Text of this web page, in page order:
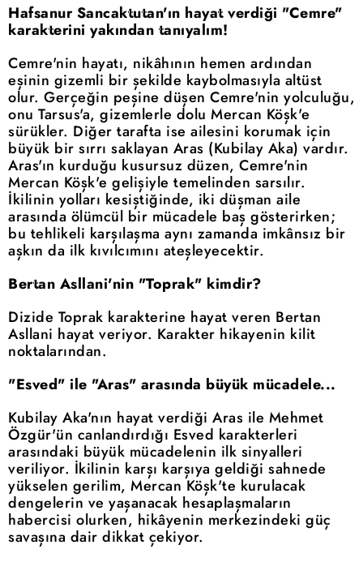
Hafsanur Sancaktutan'ın hayat verdiği "Cemre"
karakterini yakından tanıyalım!
Cemre'nin hayatı, nikâhının hemen ardından
eşinin gizemli bir şekilde kaybolmasıyla altüst
olur. Gerçeğin peşine düşen Cemre'nin yolculuğu,
onu Tarsus'a, gizemlerle dolu Mercan Köşk'e
sürükler. Diğer tarafta ise ailesini korumak için
büyük bir sırrı saklayan Aras (Kubilay Aka) vardır.
Aras'ın kurduğu kusursuz düzen, Cemre'nin
Mercan Köşk'e gelişiyle temelinden sarsılır.
İkilinin yolları kesiştiğinde, iki düşman aile
arasında ölümcül bir mücadele baş gösterirken;
bu tehlikeli karşılaşma aynı zamanda imkânsız bir
aşkın da ilk kıvılcımını ateşleyecektir.
Bertan Asllani'nin "Toprak" kimdir?
Dizide Toprak karakterine hayat veren Bertan
Asllani hayat veriyor. Karakter hikayenin kilit
noktalarından.
"Esved" ile "Aras" arasında büyük mücadele...
Kubilay Aka'nın hayat verdiği Aras ile Mehmet
Özgür'ün canlandırdığı Esved karakterleri
arasındaki büyük mücadelenin ilk sinyalleri
veriliyor. İkilinin karşı karşıya geldiği sahnede
yükselen gerilim, Mercan Köşk'te kurulacak
dengelerin ve yaşanacak hesaplaşmaların
habercisi olurken, hikâyenin merkezindeki güç
savaşına dair dikkat çekiyor.